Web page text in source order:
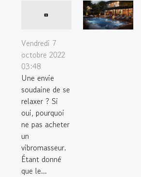
Vendredi 7
octobre 2022
03:48
Une envie
soudaine de se
relaxer ? Si
oui, pourquoi
ne pas acheter
un
vibromasseur.
Étant donné
que le...